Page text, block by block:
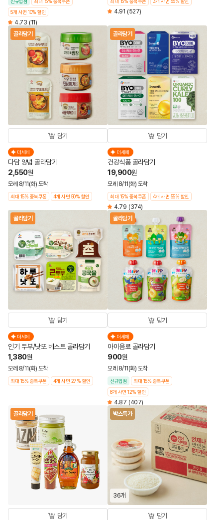
5개 사면 10% 할인
4.73 (11)
4.91 (527)
골라담기
담기
더세페
다담 양념 골라담기
2,550원
모레 8/11(화) 도착
최대 15% 중복쿠폰 4개 사면 50% 할인
골라담기
담기
더세페
건강식품 골라담기
19,900원
모레 8/11(화) 도착
최대 15% 중복쿠폰 4개 사면 55% 할인
4.79 (374)
골라담기
담기
더세페
인기 두부/낫또 베스트 골라담기
1,380원
모레 8/11(화) 도착
최대 15% 중복쿠폰 4개 사면 27% 할인
골라담기
담기
더세페
아이음료 골라담기
900원
모레 8/11(화) 도착
신규입점
최대 15% 중복쿠폰
8개 사면 12% 할인
4.87 (407)
골라담기
담기
박스특가
36개
담기